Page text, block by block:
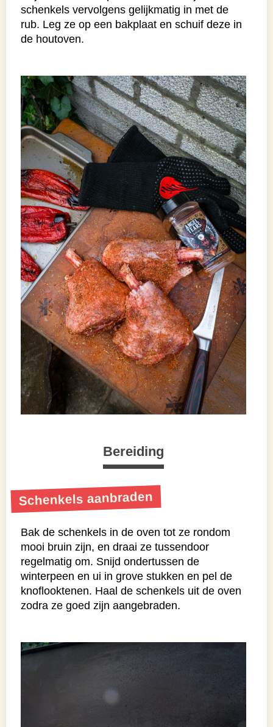
schenkels vervolgens gelijkmatig in met de
rub. Leg ze op een bakplaat en schuif deze in
de houtoven.
Bereiding
Schenkels aanbraden
Bak de schenkels in de oven tot ze rondom
mooi bruin zijn, en draai ze tussendoor
regelmatig om. Snijd ondertussen de
winterpeen en ui in grove stukken en pel de
knoflooktenen. Haal de schenkels uit de oven
zodra ze goed zijn aangebraden.